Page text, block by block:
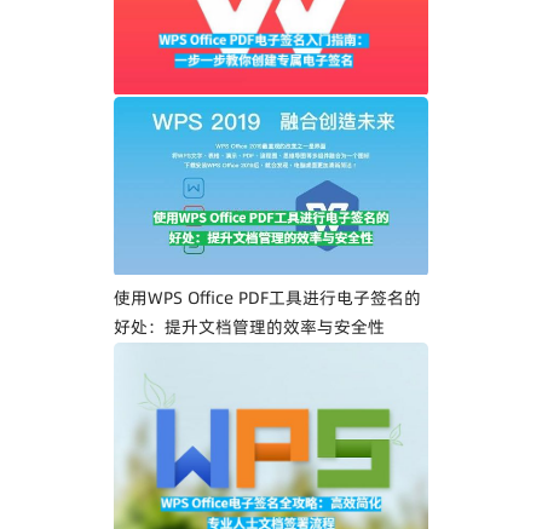
WPS Office PDF电子签名入门指南：一步
一步教你创建专属电子签名
使用WPS Office PDF工具进行电子签名的
好处：提升文档管理的效率与安全性